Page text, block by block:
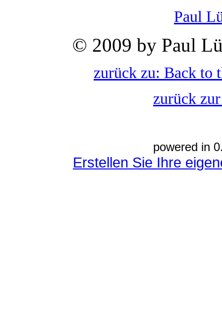
Paul
© 2009 by Paul
zurück zu: Back to
zurück
powered in
Erstellen Sie Ihre